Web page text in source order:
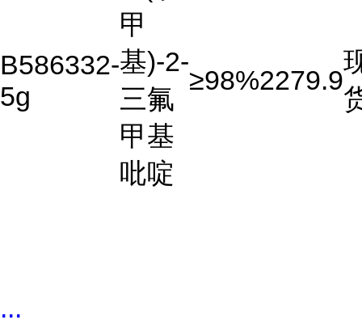
B586332-
5g
甲
基)-2-
三氟
甲基
吡啶
≥98%2279.9
...